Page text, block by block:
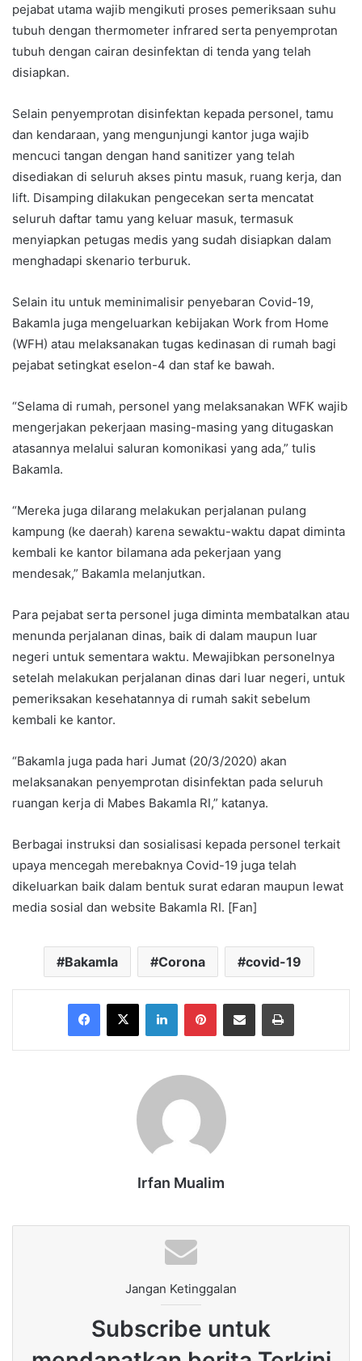
pejabat utama wajib mengikuti proses pemeriksaan suhu
tubuh dengan thermometer infrared serta penyemprotan
tubuh dengan cairan desinfektan di tenda yang telah
disiapkan.
Selain penyemprotan disinfektan kepada personel, tamu
dan kendaraan, yang mengunjungi kantor juga wajib
mencuci tangan dengan hand sanitizer yang telah
disediakan di seluruh akses pintu masuk, ruang kerja, dan
lift. Disamping dilakukan pengecekan serta mencatat
seluruh daftar tamu yang keluar masuk, termasuk
menyiapkan petugas medis yang sudah disiapkan dalam
menghadapi skenario terburuk.
Selain itu untuk meminimalisir penyebaran Covid-19,
Bakamla juga mengeluarkan kebijakan Work from Home
(WFH) atau melaksanakan tugas kedinasan di rumah bagi
pejabat setingkat eselon-4 dan staf ke bawah.
“Selama di rumah, personel yang melaksanakan WFK wajib
mengerjakan pekerjaan masing-masing yang ditugaskan
atasannya melalui saluran komonikasi yang ada,” tulis
Bakamla.
“Mereka juga dilarang melakukan perjalanan pulang
kampung (ke daerah) karena sewaktu-waktu dapat diminta
kembali ke kantor bilamana ada pekerjaan yang
mendesak,” Bakamla melanjutkan.
Para pejabat serta personel juga diminta membatalkan atau
menunda perjalanan dinas, baik di dalam maupun luar
negeri untuk sementara waktu. Mewajibkan personelnya
setelah melakukan perjalanan dinas dari luar negeri, untuk
pemeriksakan kesehatannya di rumah sakit sebelum
kembali ke kantor.
“Bakamla juga pada hari Jumat (20/3/2020) akan
melaksanakan penyemprotan disinfektan pada seluruh
ruangan kerja di Mabes Bakamla RI,” katanya.
Berbagai instruksi dan sosialisasi kepada personel terkait
upaya mencegah merebaknya Covid-19 juga telah
dikeluarkan baik dalam bentuk surat edaran maupun lewat
media sosial dan website Bakamla RI. [Fan]
Bakamla Corona covid-19
Facebook
X LinkedInPinterestShare via Email Print
Irfan Mualim
Jangan Ketinggalan
Subscribe untuk